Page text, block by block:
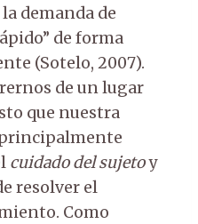
demanda de
de forma
(Sotelo, 2007).
de un lugar
que nuestra
cuidado del sujetoy
resolver el
Como